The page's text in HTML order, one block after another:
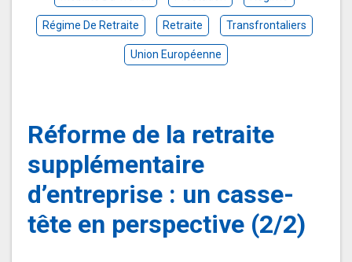
Régime De Retraite Retraite Transfrontaliers
Union Européenne
Réforme de la retraite
supplémentaire
d’entreprise : un casse-
tête en perspective (2/2)